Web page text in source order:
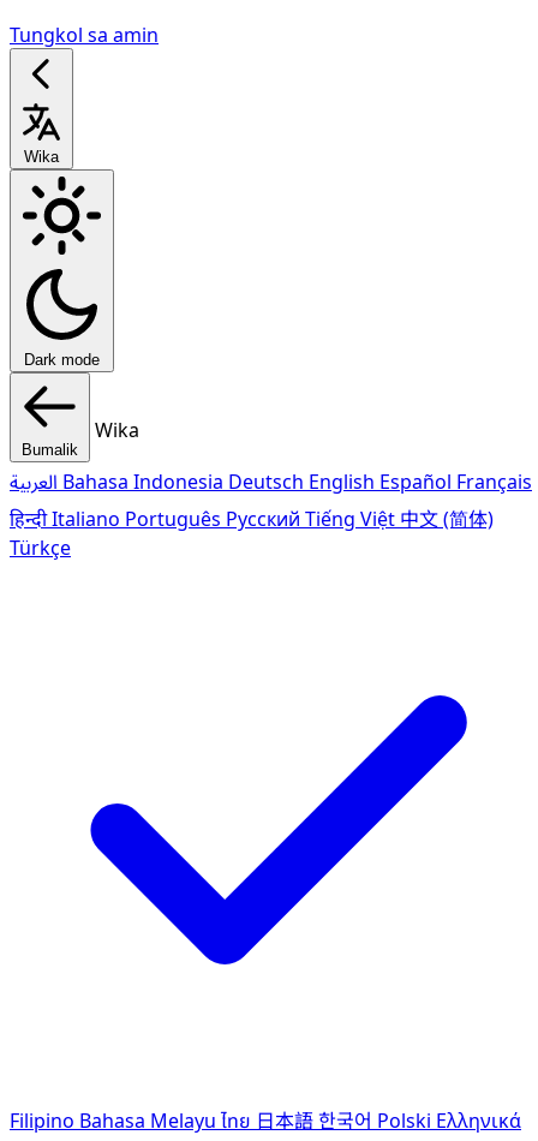
Tungkol sa amin
Wika
Dark mode
Bumalik
Wika
Bahasa Indonesia Deutsch English Español Français
हिन्दीItaliano Português Pусский Tiếng Việt 中文 (简体)
Türkçe
Filipino Bahasa Melayu ไทย 日本語한국어 Polski Ελληνικά